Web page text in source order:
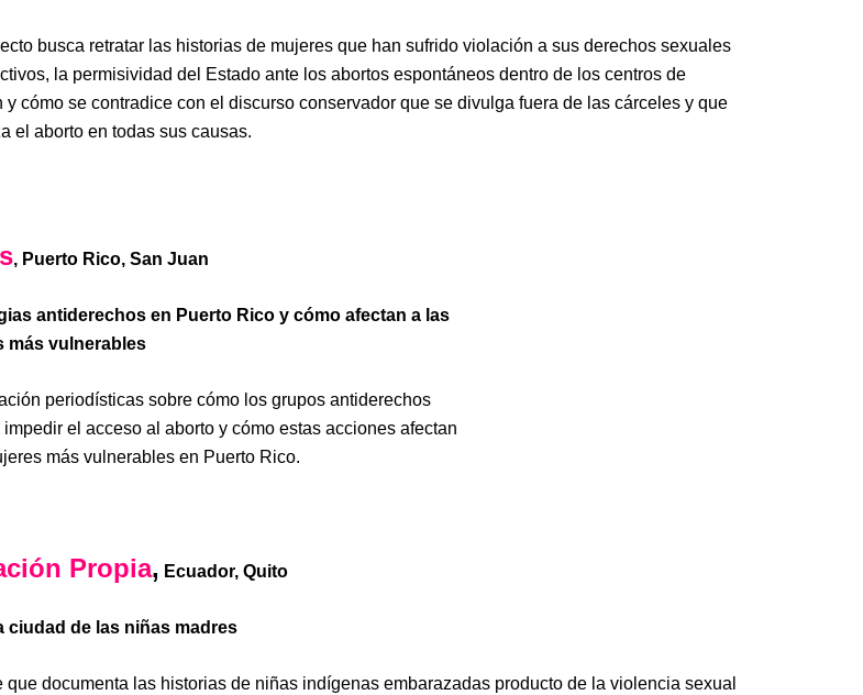
busca retratar las historias de mujeres que han sufrido violación a sus derechos sexuales
la permisividad del Estado ante los abortos espontáneos dentro de los centros de
y cómo se contradice con el discurso conservador que se divulga fuera de las cárceles y que
el aborto en todas sus causas.
, Puerto Rico, San Juan
antiderechos en Puerto Rico y cómo afectan a las
más vulnerables
periodísticas sobre cómo los grupos antiderechos
impedir el acceso al aborto y cómo estas acciones afectan
más vulnerables en Puerto Rico.
Propia, Ecuador, Quito
ciudad de las niñas madres
que documenta las historias de niñas indígenas embarazadas producto de la violencia sexual